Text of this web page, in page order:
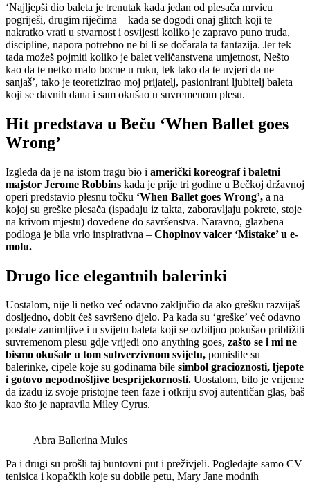
‘Najljepši dio baleta je trenutak kada jedan od plesača mrvicu
pogriješi, drugim riječima – kada se dogodi onaj glitch koji te
nakratko vrati u stvarnost i osvijesti koliko je zapravo puno truda,
discipline, napora potrebno ne bi li se dočarala ta fantazija. Jer tek
tada možeš pojmiti koliko je balet veličanstvena umjetnost, Nešto
kao da te netko malo bocne u ruku, tek tako da te uvjeri da ne
sanjaš’, tako je teoretizirao moj prijatelj, pasionirani ljubitelj baleta
koji se davnih dana i sam okušao u suvremenom plesu.
Hit predstava u Beču ‘When Ballet goes
Wrong’
Izgleda da je na istom tragu bio i američki koreograf i baletni
majstor Jerome Robbins kada je prije tri godine u Bečkoj državnoj
operi predstavio plesnu točku ‘When Ballet goes Wrong’, a na
kojoj su greške plesača (ispadaju iz takta, zaboravljaju pokrete, stoje
na krivom mjestu) dovedene do savršenstva. Naravno, glazbena
podloga je bila vrlo inspirativna – Chopinov valcer ‘Mistake’ u e-
molu.
Drugo lice elegantnih balerinki
Uostalom, nije li netko već odavno zaključio da ako grešku razvijaš
dosljedno, dobit ćeš savršeno djelo. Pa kada su ‘greške’ već odavno
postale zanimljive i u svijetu baleta koji se ozbiljno pokušao približiti
suvremenom plesu gdje vrijedi ono anything goes, zašto se i mi ne
bismo okušale u tom subverzivnom svijetu, pomislile su
balerinke, cipele koje su godinama bile simbol gracioznosti, ljepote
i gotovo nepodnošljive besprijekornosti. Uostalom, bilo je vrijeme
da izađu iz svoje pristojne teen faze i otkriju svoj autentičan glas, baš
kao što je napravila Miley Cyrus.
Abra Ballerina Mules
Pa i drugi su prošli taj buntovni put i preživjeli. Pogledajte samo CV
tenisica i kopačkih koje su dobile petu, Mary Jane modnih